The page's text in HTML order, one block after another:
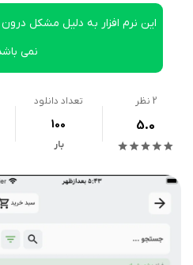
این نرم افزار به دلیل مشکل
نمی
2 نظر
5.0
تعداد دانلود
100
بار